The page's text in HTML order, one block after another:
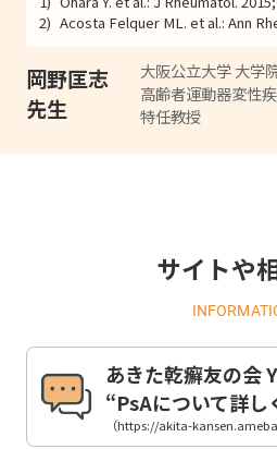
2) Acosta Felquer ML. et al.: Ann
岡野匡志
先生
大阪公立大学 大学
高齢者運動器変性
特任教授
サイトや
あきた乾癬友の会
“PsAについて詳
（https://akita-